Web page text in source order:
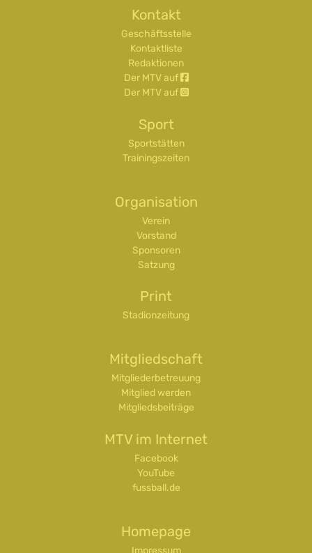
Kontakt
Geschäftsstelle
Kontaktliste
Redaktionen
Der MTV auf
Der MTV auf
Sport
Sportstätten
Trainingszeiten
Organisation
Verein
Vorstand
Sponsoren
Satzung
Print
Stadionzeitung
Mitgliedschaft
Mitgliederbetreuung
Mitglied werden
Mitgliedsbeiträge
MTV im Internet
Facebook
YouTube
fussball.de
Homepage
Impressum